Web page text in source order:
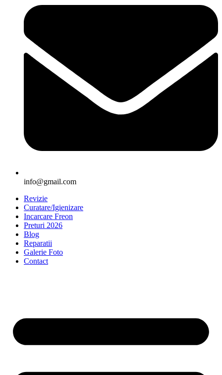
info@gmail.com
Revizie
Curatare/Igienizare
Incarcare Freon
Preturi 2026
Blog
Reparatii
Galerie Foto
Contact